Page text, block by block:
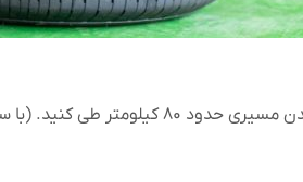
سرعت حدود ۸۰ کیلومتر)